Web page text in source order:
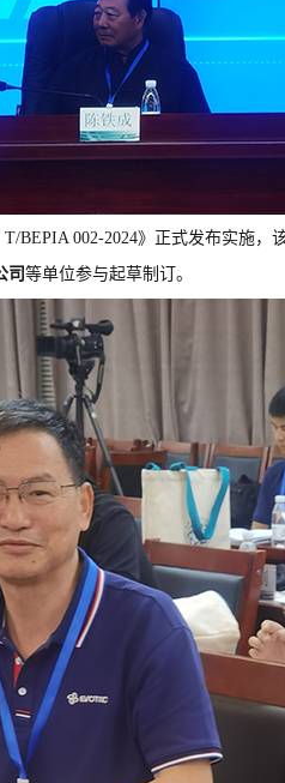
BEPIA 002-2024》正式发布实施
司 等单位参与起草制订。